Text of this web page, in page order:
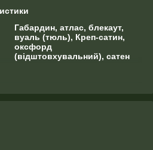
Габардин, атлас, блекаут,
вуаль (тюль), Креп-сатин,
оксфорд
(відштовхувальний), сатен